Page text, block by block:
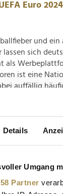
Details
Umgang
Partner
Euro 2024
und ein
lassen sich
als
ist eine
auffällig
gerät
sieht
Spitze.